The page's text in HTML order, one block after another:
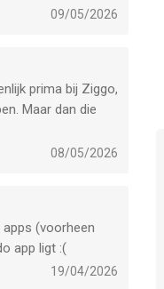
09/05/2026
prima bij Ziggo,
Maar dan die
08/05/2026
(voorheen
app ligt :(
19/04/2026